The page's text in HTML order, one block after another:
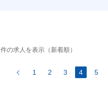
件の求人を表示（新着順）
1 2 3 4 5